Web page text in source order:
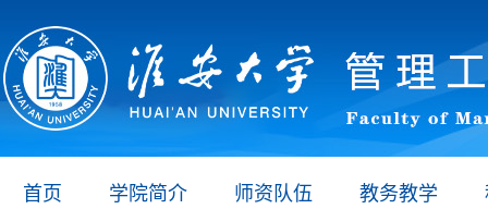
首页 学院简介 师资队伍 教务教学